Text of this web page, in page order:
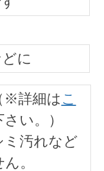
に
※詳細は こ
い。）
ミ汚れなど
。